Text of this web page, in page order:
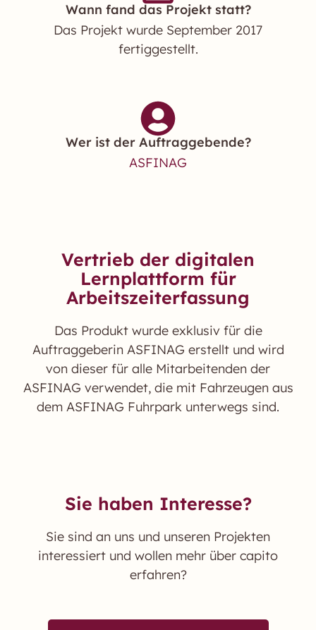
Wann fand das Projekt statt?
Das Projekt wurde September 2017
fertiggestellt.
Wer ist der Auftraggebende?
ASFINAG
Vertrieb der digitalen
Lernplattform für
Arbeitszeiterfassung
Das Produkt wurde exklusiv für die
Auftraggeberin ASFINAG erstellt und wird
von dieser für alle Mitarbeitenden der
ASFINAG verwendet, die mit Fahrzeugen aus
dem ASFINAG Fuhrpark unterwegs sind.
Sie haben Interesse?
Sie sind an uns und unseren Projekten
interessiert und wollen mehr über capito
erfahren?